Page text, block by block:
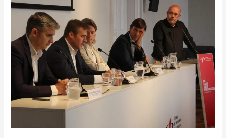
a
presentació
del
Programa
Esportiva’t